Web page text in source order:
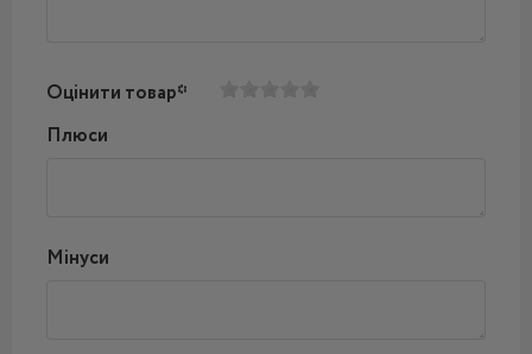
Оцінити товар*
Плюси
Мінуси